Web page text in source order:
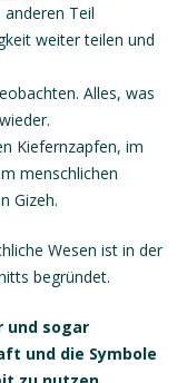
Teil
weiter teilen und
Alles, was
Kiefernzapfen, im
menschlichen
Gizeh.
Wesen ist in der
begründet.
und sogar
und die Symbole